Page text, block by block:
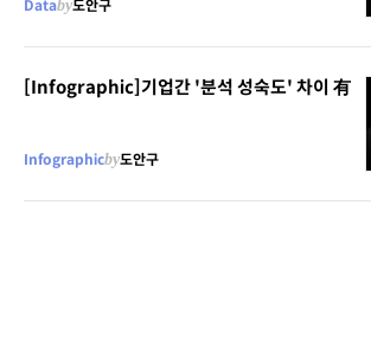
Databy도안구
[Infographic]기업간 '분석 성숙도' 차이 有
Infographicby도안구